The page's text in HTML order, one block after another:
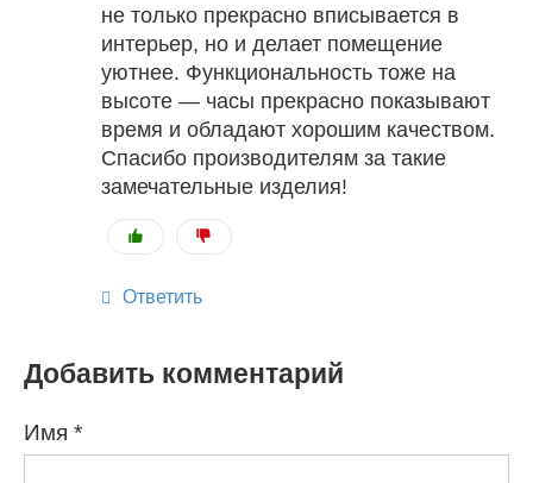
не только прекрасно вписывается в
интерьер, но и делает помещение
уютнее. Функциональность тоже на
высоте — часы прекрасно показывают
время и обладают хорошим качеством.
Спасибо производителям за такие
замечательные изделия!
Ответить
Добавить комментарий
Имя *